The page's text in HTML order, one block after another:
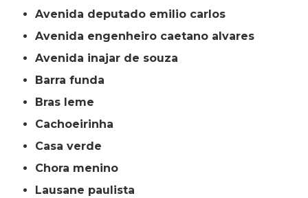
avenida deputado emilio carlos
avenida engenheiro caetano alvares
avenida inajar de souza
barra funda
bras leme
cachoeirinha
casa verde
chora menino
lausane paulista